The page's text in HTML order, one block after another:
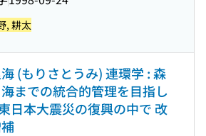
, 耕太
(もりさとうみ) 連環学 : 森
までの統合的管理を目指し
日本大震災の復興の中で 改